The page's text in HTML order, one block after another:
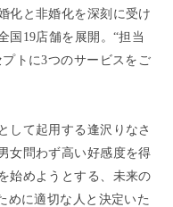
化と非婚化を深刻に受け
国19店舗を展開。“担当
トに3つのサービスをご
して起用する逢沢りなさ
女問わず高い好感度を得
始めようとする、未来の
めに適切な人と決定いた